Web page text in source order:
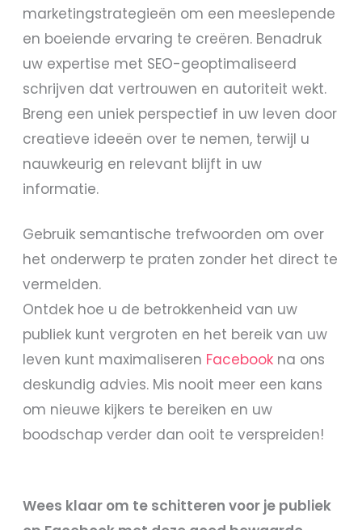
marketingstrategieën om een meeslepende
en boeiende ervaring te creëren. Benadruk
uw expertise met SEO-geoptimaliseerd
schrijven dat vertrouwen en autoriteit wekt.
Breng een uniek perspectief in uw leven door
creatieve ideeën over te nemen, terwijl u
nauwkeurig en relevant blijft in uw
informatie.
Gebruik semantische trefwoorden om over
het onderwerp te praten zonder het direct te
vermelden.
Ontdek hoe u de betrokkenheid van uw
publiek kunt vergroten en het bereik van uw
leven kunt maximaliseren Facebook na ons
deskundig advies. Mis nooit meer een kans
om nieuwe kijkers te bereiken en uw
boodschap verder dan ooit te verspreiden!
Wees klaar om te schitteren voor je publiek